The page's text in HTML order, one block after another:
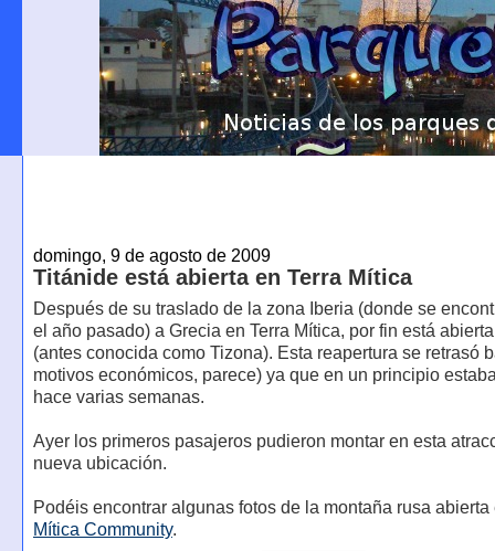
domingo, 9 de agosto de 2009
Titánide está abierta en Terra Mítica
Después de su traslado de la zona Iberia (donde se
el año pasado) a Grecia en Terra Mítica, por fin está
(antes conocida como Tizona). Esta reapertura se retrasó
motivos económicos, parece) ya que en un principio
hace varias semanas.
Ayer los primeros pasajeros pudieron montar en esta
nueva ubicación.
Podéis encontrar algunas fotos de la montaña rusa
Mítica Community.